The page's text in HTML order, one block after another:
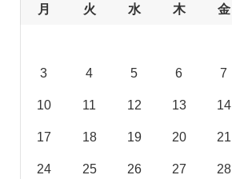
月 火 水 木 金
3 4 5 6 7
10 11 12 13 14
17 18 19 20 21
24 25 26 27 28